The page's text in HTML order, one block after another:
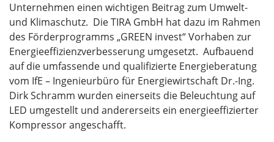
Unternehmen einen wichtigen Beitrag zum Umwelt-
und Klimaschutz. Die TIRA GmbH hat dazu im Rahmen
des Förderprogramms „GREEN invest“ Vorhaben zur
Energieeffizienzverbesserung umgesetzt. Aufbauend
auf die umfassende und qualifizierte Energieberatung
vom IfE – Ingenieurbüro für Energiewirtschaft Dr.-Ing.
Dirk Schramm wurden einerseits die Beleuchtung auf
LED umgestellt und andererseits ein energieeffizierter
Kompressor angeschafft.